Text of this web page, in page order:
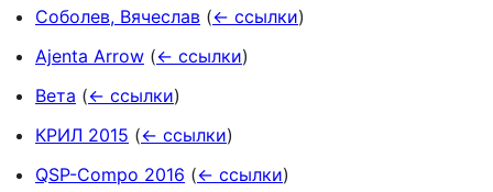
Соболев, Вячеслав (← ссылки)
Ajenta Arrow (← ссылки)
Вета (← ссылки)
КРИЛ 2015 (← ссылки)
QSP-Compo 2016 (← ссылки)